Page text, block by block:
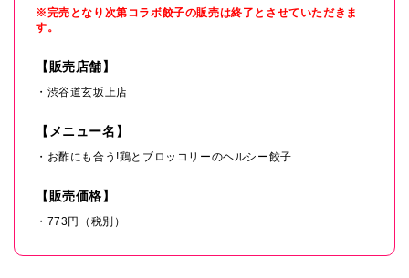
※完売となり次第コラボ餃子の販売は終了とさせていただきま
す。
【販売店舗】
・渋谷道玄坂上店
【メニュー名】
・お酢にも合う!鶏とブロッコリーのヘルシー餃子
【販売価格】
・773円（税別）